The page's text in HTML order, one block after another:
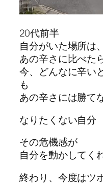
20代前半
自分がいた場所は
あの辛さに比べた
今、どんなに辛い
も
あの辛さには勝て
なりたくない自分
その危機感が
自分を動かしてく
終わり、今度はツ